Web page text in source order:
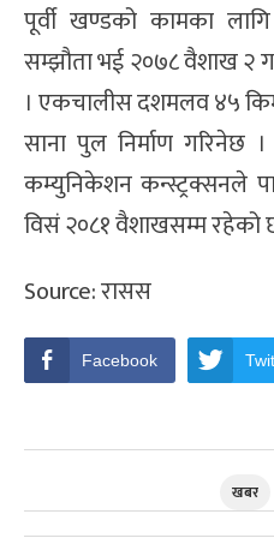
पूर्वी खण्डको कामका
सम्झौता भई २०७८ वैशाख २
। एकचालीस दशमलव ४५
साना पुल निर्माण गरिनेछ
कम्युनिकेशन कन्स्ट्रक्सनले
विसं २०८१ वैशाखसम्म रहेको
Source: रासस
Facebook
खबर